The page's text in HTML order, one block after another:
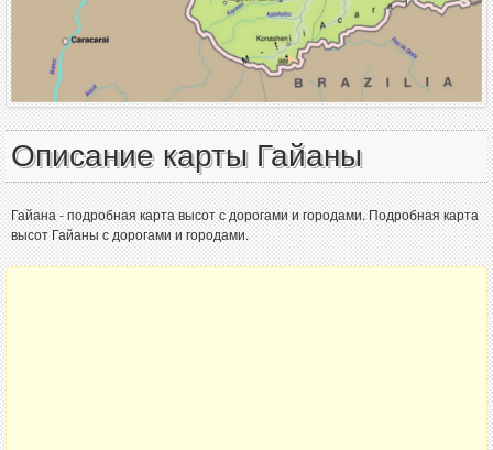
Описание карты Гайаны
Гайана - подробная карта высот с дорогами и городами. Подробная карта
высот Гайаны с дорогами и городами.